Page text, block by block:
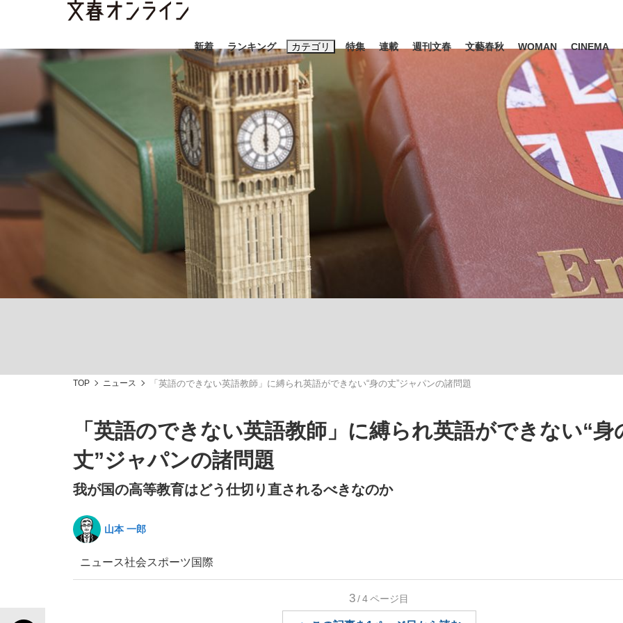
新着 ランキング カテゴリ
スクープ ニュース エンタメ ビジネス
《BTS厳戒トーキョー滞在記》RM→渋谷で飲み会、JIN→伊豆の... 「90%は失敗する。でも…
「最悪の空気のまま解散」WBC日本代表“敗戦”の真実 選手が明かす... 「敗因分析は一切聞かれな
「クマが悪者扱いされているのが悲しい」『北の国から』倉本聰氏（91...
特集
日本生まれ
私のあのとき、私のいま
連載 週刊文春 文藝春秋 WOMAN CINEMA
キーワード入力
おすすめのキーワードタグ一覧
#藤田晋 #三山凌輝 #高市早苗 #後藤真希 #森岡毅 #城彰二 #内田有紀
#玉木雄一郎
#亀和田武
TOP ニュース 「英語のできない英語教師」に縛られ英語ができない“身の丈”ジャパンの諸問題
「英語のできない英語教師」に縛られ英語ができない“身
丈”ジャパンの諸問題
我が国の高等教育はどう仕切り直されるべきなのか
山本 一郎
ニュース社会スポーツ国際
3/4ページ目